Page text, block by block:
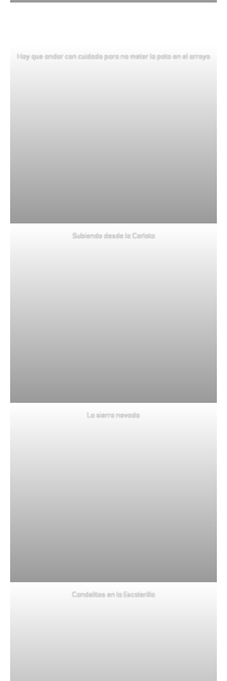
Hay que andar con cuidado para no meter la pata en el arroyo
Subiendo desde la Carlota
La sierra nevada
Candelitos en la Escalerilla